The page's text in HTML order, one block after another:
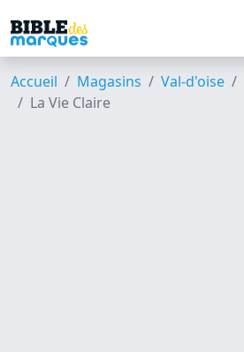
Accueil Magasins Val-d'oise
La Vie Claire